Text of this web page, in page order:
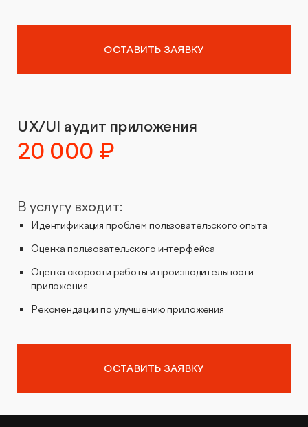
ОСТАВИТЬ ЗАЯВКУ
UX/UI аудит приложения
20 000 ₽
В услугу входит:
Идентификация проблем пользовательского опыта
Оценка пользовательского интерфейса
Оценка скорости работы и производительности
приложения
Рекомендации по улучшению приложения
ОСТАВИТЬ ЗАЯВКУ